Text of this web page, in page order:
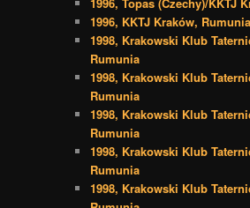
1996, KKTJ Kraków, Rumunia
1998, Krakowski Klub
Rumunia
1998, Krakowski Klub
Rumunia
1998, Krakowski Klub
Rumunia
1998, Krakowski Klub
Rumunia
1998, Krakowski Klub